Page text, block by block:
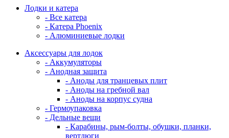
Лодки и катера
- Все катера
- Катера Phoenix
- Алюминиевые лодки
Аксессуары для лодок
- Аккумуляторы
- Анодная защита
- Аноды для транцевых плит
- Аноды на гребной вал
- Аноды на корпус судна
- Гермоупаковка
- Дельные вещи
- Карабины, рым-болты, обушки, планки,
вертлюги